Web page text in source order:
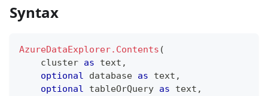
Syntax
AzureDataExplorer.Contents (
    cluster
as text ,
optional database as text ,
optional tableOrQuery as text ,